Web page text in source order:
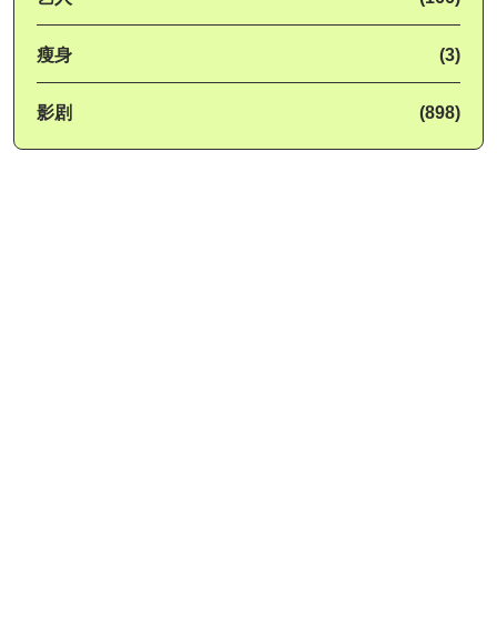
瘦身 (3)
影剧 (898)